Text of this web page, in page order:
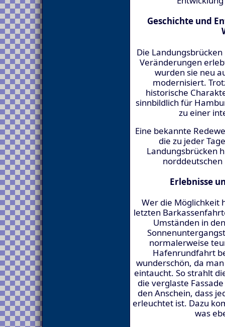
Geschichte und
Die
Veränderungen
wurden sie neu
modernisiert.
historische
sinnbildlich für
zu einer
Eine bekannte
die zu jeder
Landungsbrücken
Erlebnisse
Wer die Möglichkeit
letzten
Umständen in
normalerweise
Hafenrundfahrt
wunderschön, da
eintaucht. So strahlt
die verglaste
den Anschein, dass
erleuchtet ist. Dazu
was